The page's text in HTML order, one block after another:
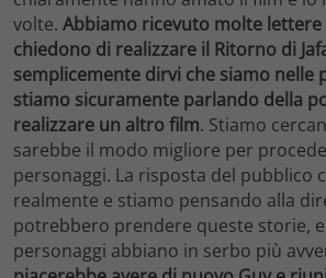
volte. Abbiamo ricevuto molte lettere
chiedono di realizzare il Ritorno di
semplicemente dirvi che siamo nelle
stiamo sicuramente parlando della
realizzare un altro film. Stiamo
sarebbe il modo migliore per
personaggi. La risposta del pubblico
realmente e stiamo pensando alla
potrebbero prendere queste storie,
personaggi abbiano in serbo più